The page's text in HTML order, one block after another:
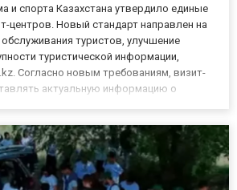
и спорта Казахстана утвердило единые
центров. Новый стандарт направлен на
туристов, улучшение
туристической информации,
Согласно новым требованиям, визит-
актуальную информацию о